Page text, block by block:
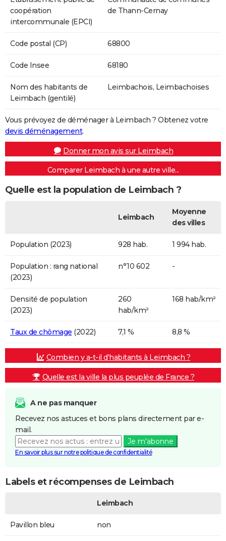
coopération
intercommunale (EPCI)
de Thann-Cernay
Code postal (CP) 68800
Code Insee 68180
Nom des habitants de
Leimbach (gentilé)
Leimbachois, Leimbachoises
Vous prévoyez de déménager à Leimbach ? Obtenez votre
devis déménagement.
Donner mon avis sur Leimbach
Comparer Leimbach à une autre ville...
Quelle est la population de Leimbach ?
Leimbach
Moyenne
des villes
Population (2023) 928 hab. 1 994 hab.
Population : rang national
(2023)
n°10 602 -
Densité de population
(2023)
260
hab/km²
168 hab/km²
Taux de chômage (2022) 7,1 % 8,8 %
Combien y a-t-il d'habitants à Leimbach ?
Quelle est la ville la plus peuplée de France ?
A ne pas manquer
Recevez nos astuces et bons plans directement par e-
mail.
Je m'abonne
En savoir plus sur notre politique de confidentialité
Labels et récompenses de Leimbach
Leimbach
Pavillon bleu non